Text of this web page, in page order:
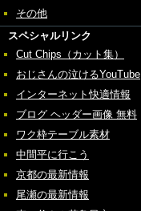
その他
スペシャルリンク
Cut Chips（カット集）
おじさんの泣けるYouTube
インターネット快適情報
ブログ ヘッダー画像 無料
ワク枠テーブル素材
中間平に行こう
京都の最新情報
尾瀬の最新情報